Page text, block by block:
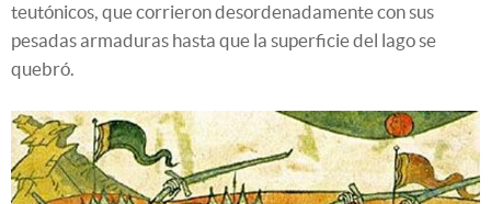
teutónicos, que corrieron desordenadamente con sus
pesadas armaduras hasta que la superficie del lago se
quebró.